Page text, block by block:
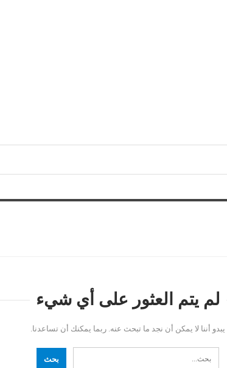
لم يتم العثور على أي شيء
يبدو أننا لا يمكن أن نجد ما تبحث عنه. ربما يمكنك أن تساعدنا.